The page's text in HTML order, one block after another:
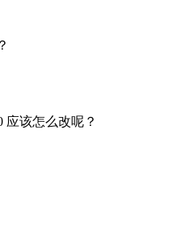
应该怎么改呢？